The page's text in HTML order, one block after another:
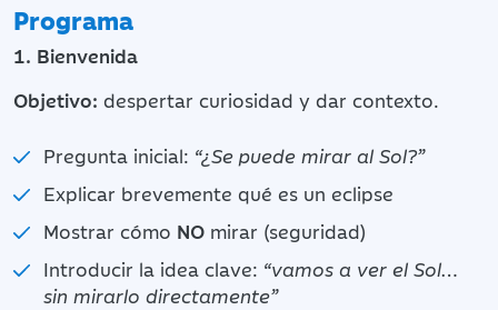
Programa
1. Bienvenida
Objetivo: despertar curiosidad y dar contexto.
Pregunta inicial: “¿Se puede mirar al Sol?”
Explicar brevemente qué es un eclipse
Mostrar cómo NO mirar (seguridad)
Introducir la idea clave: “vamos a ver el Sol…
sin mirarlo directamente”